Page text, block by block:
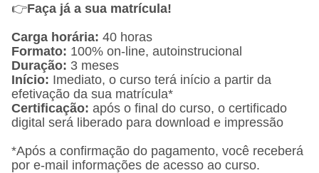
👉Faça já a sua matrícula!
Carga horária: 40 horas
Formato: 100% on-line, autoinstrucional
Duração: 3 meses
Início: Imediato, o curso terá início a partir da
efetivação da sua matrícula*
Certificação: após o final do curso, o certificado
digital será liberado para download e impressão
*Após a confirmação do pagamento, você receberá
por e-mail informações de acesso ao curso.